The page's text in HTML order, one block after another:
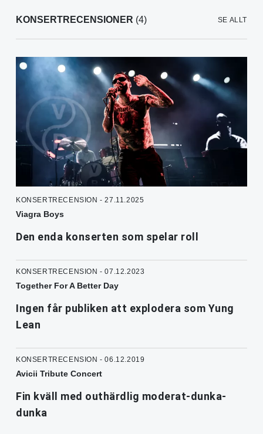
KONSERTRECENSIONER (4) SE ALLT
KONSERTRECENSION - 27.11.2025
Viagra Boys
Den enda konserten som spelar roll
KONSERTRECENSION - 07.12.2023
Together For A Better Day
Ingen får publiken att explodera som Yung
Lean
KONSERTRECENSION - 06.12.2019
Avicii Tribute Concert
Fin kväll med outhärdlig moderat-dunka-
dunka